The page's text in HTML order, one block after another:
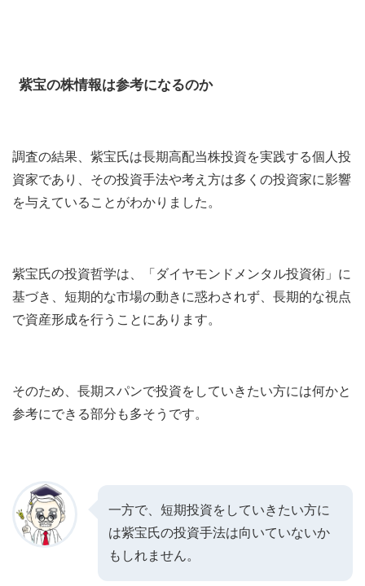
紫宝の株情報は参考になるのか
調査の結果、 紫宝氏は長期高配当株投資を実践する個人投
資家であり、その投資手法や考え方は多くの投資家に影響
を与えていることがわかりました。
紫宝氏の投資哲学は、「ダイヤモンドメンタル投資術」に
基づき、短期的な市場の動きに惑わされず、長期的な視点
で資産形成を行うことにあります。
そのため、長期スパンで投資をしていきたい方には何かと
参考にできる部分も多そうです。
一方で、短期投資をしていきたい方に
は紫宝氏の投資手法は向いていないか
もしれません。